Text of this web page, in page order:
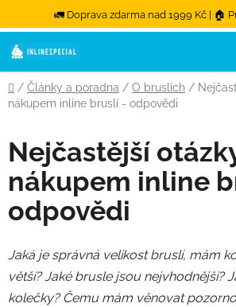
🚛 Doprava zdarma nad 1999 Kč | 🏠
Přejít na obsah
Domů
/ Články a poradna / O bruslích /
nákupem inline bruslí - odpovědi
Nejčastější
nákupem inline
odpovědi
Jaká je správná velikost bruslí, mám
větší? Jaké brusle jsou nejvhodnější?
kolečky? Čemu mám věnovat